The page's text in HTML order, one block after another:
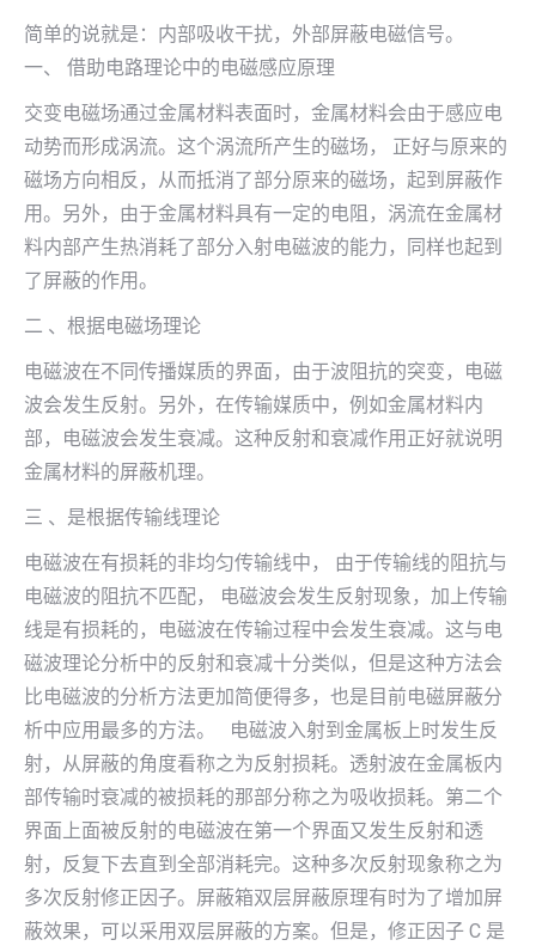
简单的说就是：内部吸收干扰，外部屏蔽电磁信号。
一、 借助电路理论中的电磁感应原理
交变电磁场通过金属材料表面时，金属材料会由于感应电
动势而形成涡流。这个涡流所产生的磁场， 正好与原来的
磁场方向相反，从而抵消了部分原来的磁场，起到屏蔽作
用。另外，由于金属材料具有一定的电阻，涡流在金属材
料内部产生热消耗了部分入射电磁波的能力，同样也起到
了屏蔽的作用。
二 、根据电磁场理论
电磁波在不同传播媒质的界面，由于波阻抗的突变，电磁
波会发生反射。另外，在传输媒质中，例如金属材料内
部，电磁波会发生衰减。这种反射和衰减作用正好就说明
金属材料的屏蔽机理。
三 、是根据传输线理论
电磁波在有损耗的非均匀传输线中， 由于传输线的阻抗与
电磁波的阻抗不匹配， 电磁波会发生反射现象，加上传输
线是有损耗的，电磁波在传输过程中会发生衰减。这与电
磁波理论分析中的反射和衰减十分类似，但是这种方法会
比电磁波的分析方法更加简便得多，也是目前电磁屏蔽分
析中应用最多的方法。 电磁波入射到金属板上时发生反
射，从屏蔽的角度看称之为反射损耗。透射波在金属板内
部传输时衰减的被损耗的那部分称之为吸收损耗。第二个
界面上面被反射的电磁波在第一个界面又发生反射和透
射，反复下去直到全部消耗完。这种多次反射现象称之为
多次反射修正因子。屏蔽箱双层屏蔽原理有时为了增加屏
蔽效果，可以采用双层屏蔽的方案。但是，修正因子 C 是